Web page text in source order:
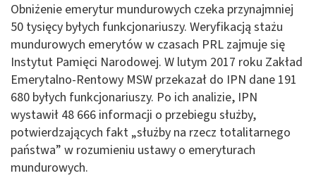
Obniżenie emerytur mundurowych czeka przynajmniej
50 tysięcy byłych funkcjonariuszy. Weryfikacją stażu
mundurowych emerytów w czasach PRL zajmuje się
Instytut Pamięci Narodowej. W lutym 2017 roku Zakład
Emerytalno-Rentowy MSW przekazał do IPN dane 191
680 byłych funkcjonariuszy. Po ich analizie, IPN
wystawił 48 666 informacji o przebiegu służby,
potwierdzających fakt „służby na rzecz totalitarnego
państwa” w rozumieniu ustawy o emeryturach
mundurowych.